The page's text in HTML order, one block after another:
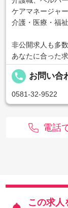
ケアマネージャ
介護・医療・福
非公開求人も多
あなたに合った
local_phone お問い合
0581-32-9522
電話
この求人